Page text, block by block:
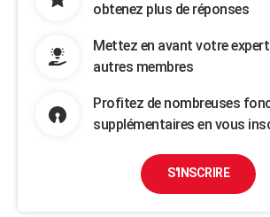
obtenez plus de réponses
Mettez en avant votre
autres membres
Profitez de nombreuses
supplémentaires en vous
S'INSCRIRE